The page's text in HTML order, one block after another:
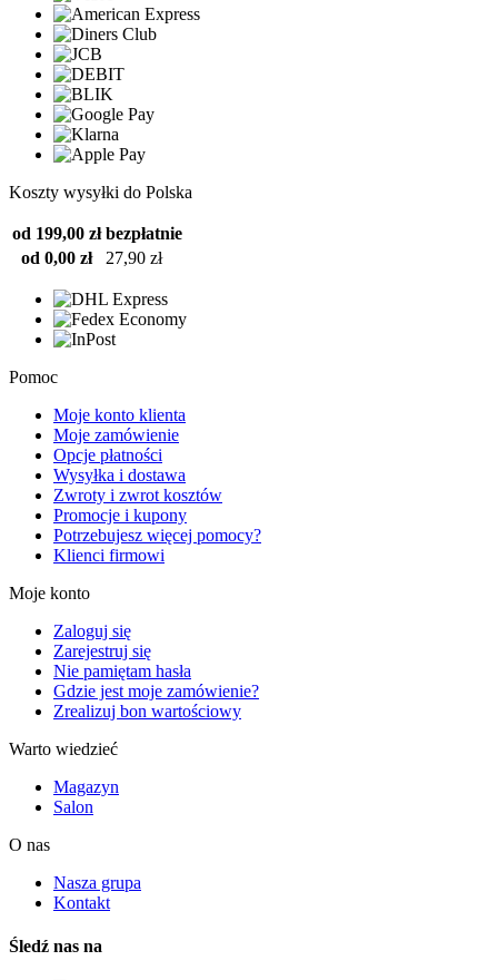
Koszty wysyłki do Polska
od 199,00 zł bezpłatnie
od 0,00 zł
27,90 zł
Pomoc
Moje konto klienta
Moje zamówienie
Opcje płatności
Wysyłka i dostawa
Zwroty i zwrot kosztów
Promocje i kupony
Potrzebujesz więcej pomocy?
Klienci firmowi
Moje konto
Zaloguj się
Zarejestruj się
Nie pamiętam hasła
Gdzie jest moje zamówienie?
Zrealizuj bon wartościowy
Warto wiedzieć
Magazyn
Salon
O nas
Nasza grupa
Kontakt
Śledź nas na